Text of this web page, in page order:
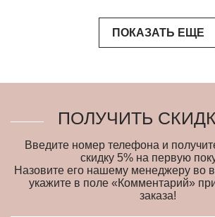
ПОКАЗАТЬ ЕЩЕ
ПОЛУЧИТЬ
Введите номер телефона и
скидку 5% на первую
Назовите его нашему менеджеру во
укажите в поле «Комментарий»
заказа!